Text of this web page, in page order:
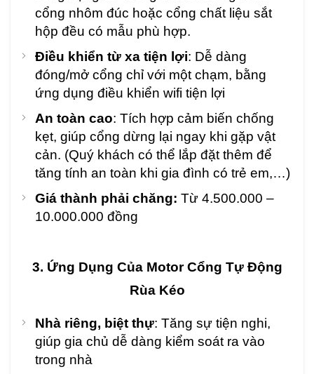
cổng nhôm đúc hoặc cổng chất liệu sắt
hộp đều có mẫu phù hợp.
Điều khiển từ xa tiện lợi: Dễ dàng
đóng/mở cổng chỉ với một chạm, bằng
ứng dụng điều khiển wifi tiện lợi
An toàn cao: Tích hợp cảm biến chống
kẹt, giúp cổng dừng lại ngay khi gặp vật
cản. (Quý khách có thể lắp đặt thêm để
tăng tính an toàn khi gia đình có trẻ em,…)
Giá thành phải chăng: Từ 4.500.000 –
10.000.000 đồng
3. Ứng Dụng Của Motor Cổng Tự Động
Rùa Kéo
Nhà riêng, biệt thự: Tăng sự tiện nghi,
giúp gia chủ dễ dàng kiểm soát ra vào
trong nhà